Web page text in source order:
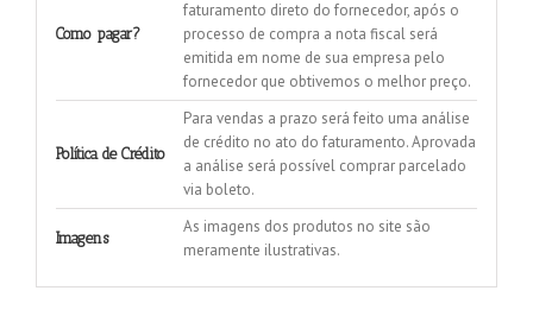
Como pagar?
faturamento direto do fornecedor, após o
processo de compra a nota fiscal será
emitida em nome de sua empresa pelo
fornecedor que obtivemos o melhor preço.
Política de Crédito
Para vendas a prazo será feito uma análise
de crédito no ato do faturamento. Aprovada
a análise será possível comprar parcelado
via boleto.
Imagens
As imagens dos produtos no site são
meramente ilustrativas.